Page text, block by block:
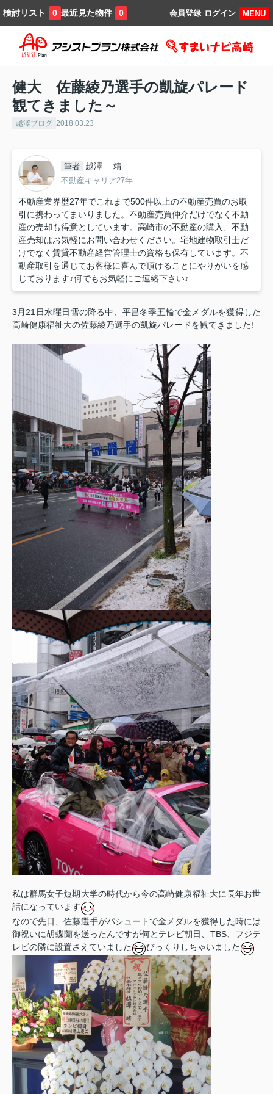
検討リスト 0 最近見た物件 0 MENU
ログイン
会員登録
健大 佐藤綾乃選手の凱旋パレード
観てきました～
越澤ブログ 2018.03.23
筆者 越澤 靖
不動産キャリア27年
不動産業界歴27年でこれまで500件以上の不動産売買のお取
引に携わってまいりました。不動産売買仲介だけでなく不動
産の売却も得意としています。高崎市の不動産の購入、不動
産売却はお気軽にお問い合わせください。宅地建物取引士だ
けでなく賃貸不動産経営管理士の資格も保有しています。不
動産取引を通じてお客様に喜んで頂けることにやりがいを感
じております♪何でもお気軽にご連絡下さい♪
3月21日水曜日雪の降る中、平昌冬季五輪で金メダルを獲得した
高崎健康福祉大の佐藤綾乃選手の凱旋パレードを観てきました!
私は群馬女子短期大学の時代から今の高崎健康福祉大に長年お世
話になっています
なので先日、佐藤選手がパシュートで金メダルを獲得した時には
御祝いに胡蝶蘭を送ったんですが何とテレビ朝日、TBS、フジテ
レビの隣に設置さえていました
びっくりしちゃいました